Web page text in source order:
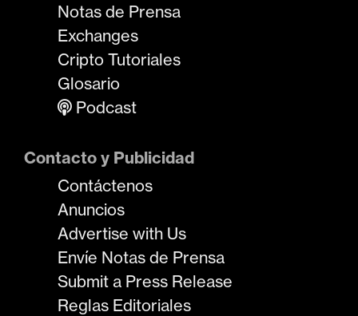
Notas de Prensa
Exchanges
Cripto Tutoriales
Glosario
Podcast
Contacto y Publicidad
Contáctenos
Anuncios
Advertise with Us
Envíe Notas de Prensa
Submit a Press Release
Reglas Editoriales